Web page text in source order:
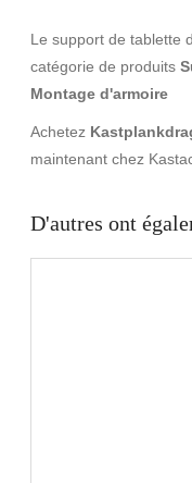
Le support de tablette
catégorie de produits
Montage d'armoire
Achetez
maintenant chez
D'autres ont